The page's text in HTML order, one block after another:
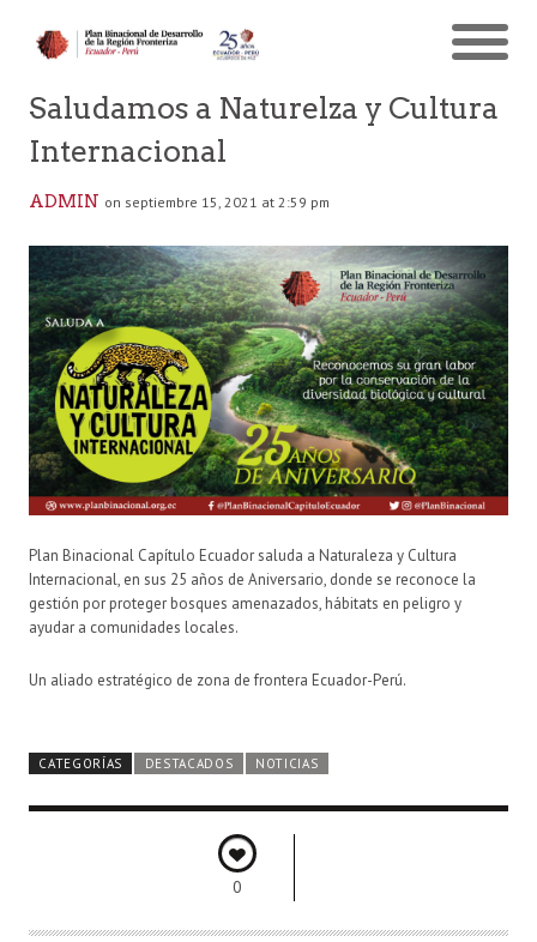
Saludamos a Naturelza y Cultura
Internacional
ADMIN on septiembre 15, 2021 at 2:59 pm
Plan Binacional Capítulo Ecuador saluda a Naturaleza y Cultura
Internacional, en sus 25 años de Aniversario, donde se reconoce la
gestión por proteger bosques amenazados, hábitats en peligro y
ayudar a comunidades locales.
Un aliado estratégico de zona de frontera Ecuador-Perú.
CATEGORÍAS DESTACADOS NOTICIAS
0